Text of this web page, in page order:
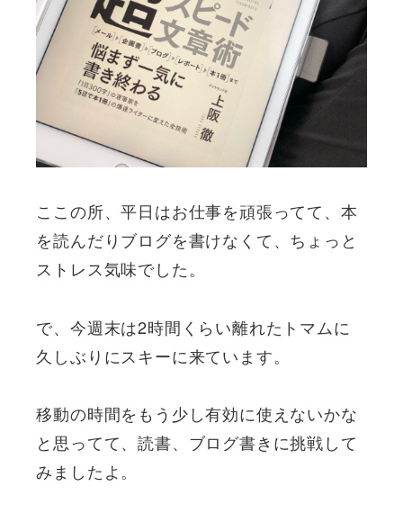
ここの所、平日はお仕事を頑張ってて、本
を読んだりブログを書けなくて、ちょっと
ストレス気味でした。
で、今週末は2時間くらい離れたトマムに
久しぶりにスキーに来ています。
移動の時間をもう少し有効に使えないかな
と思ってて、読書、ブログ書きに挑戦して
みましたよ。